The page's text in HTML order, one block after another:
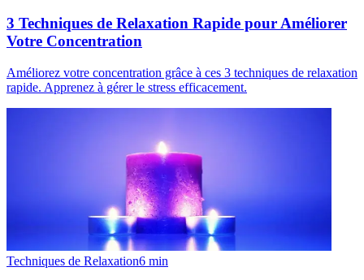
3 Techniques de Relaxation Rapide pour Améliorer
Votre Concentration
Améliorez votre concentration grâce à ces 3 techniques de relaxation
rapide. Apprenez à gérer le stress efficacement.
Techniques de Relaxation6 min